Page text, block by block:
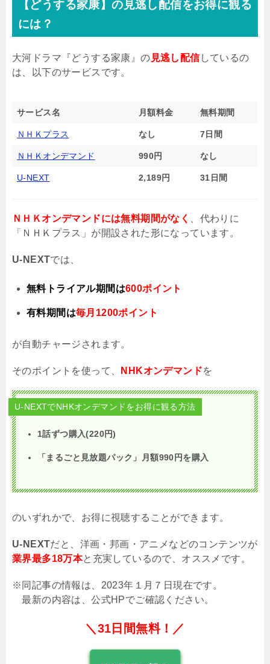
【どうする家康】の見逃し配信をお得に観る
には？
大河ドラマ『どうする家康』の 見逃し配信しているの
は、以下のサービスです。
サービス名 月額料金 無料期間
ＮＨＫプラス なし 7日間
ＮＨＫオンデマンド 990円 なし
U-NEXT 2,189円 31日間
ＮＨＫオンデマンドには無料期間がなく
、代わりに
「ＮＨＫプラス」が開設された形になっています。
U-NEXTでは、
無料トライアル期間は600ポイント
有料期間は毎月1200ポイント
が自動チャージされます。
そのポイントを使って、 NHKオンデマンドを
U-NEXTでNHKオンデマンドをお得に観る方法
1話ずつ購入(220円)
「まるごと見放題パック」月額990 円を購入
のいずれかで、お得に視聴することができます。
U-NEXTだと、洋画・邦画・アニメなどのコンテンツが
業界最多18万本と充実しているので、オススメです。
※同記事の情報は、2023年１月７日現在です。
最新の内容は、公式HPでご確認ください。
＼31日間無料！／